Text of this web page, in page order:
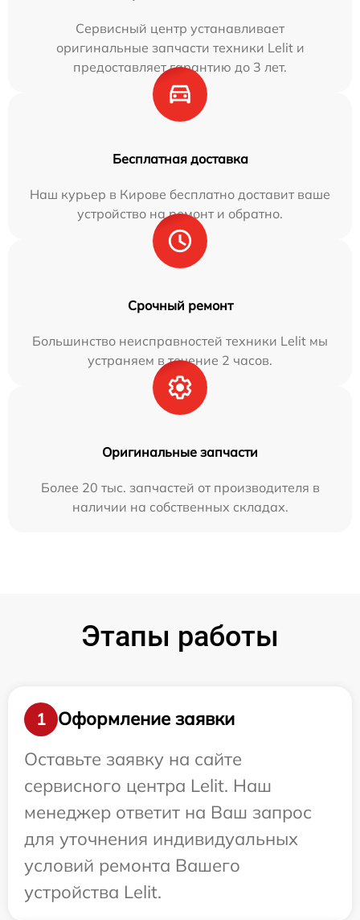
Сервисный центр устанавливает
оригинальные запчасти техники Lelit и
предоставляет гарантию до 3 лет.
Бесплатная доставка
Наш курьер в Кирове бесплатно доставит ваше
устройство на ремонт и обратно.
Срочный ремонт
Большинство неисправностей техники Lelit мы
устраняем в течение 2 часов.
Оригинальные запчасти
Более 20 тыс. запчастей от производителя в
наличии на собственных складах.
Этапы работы
1
Оформление заявки
Оставьте заявку на сайте
сервисного центра Lelit. Наш
менеджер ответит на Ваш запрос
для уточнения индивидуальных
условий ремонта Вашего
устройства Lelit.